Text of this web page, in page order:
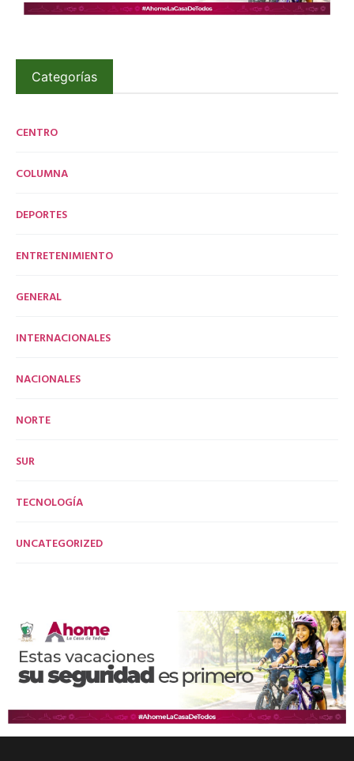
Categorías
CENTRO
COLUMNA
DEPORTES
ENTRETENIMIENTO
GENERAL
INTERNACIONALES
NACIONALES
NORTE
SUR
TECNOLOGÍA
UNCATEGORIZED